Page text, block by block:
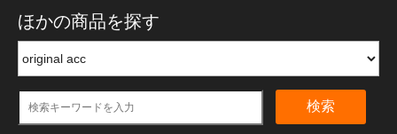
ほかの商品を探す
検索